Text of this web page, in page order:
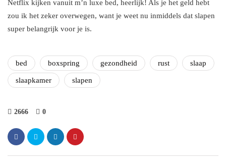
Netflix kijken vanuit m’n luxe bed, heerlijk! Als je het geld hebt
zou ik het zeker overwegen, want je weet nu inmiddels dat slapen
super belangrijk voor je is.
bed boxspring gezondheid rust slaap
slaapkamer slapen
2666 0